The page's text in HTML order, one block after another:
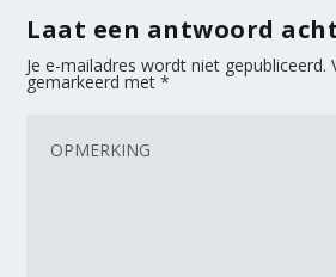
Laat een antwoord
Je e-mailadres wordt niet gepubliceerd.
gemarkeerd met*